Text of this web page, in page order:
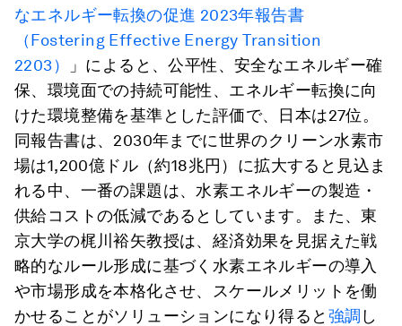
なエネルギー転換の促進 2023年報告書
（Fostering Effective Energy Transition
2203）
」によると、公平性、安全なエネルギー確
保、環境面での持続可能性、エネルギー転換に向
けた環境整備を基準とした評価で、日本は27位。
同報告書は、2030年までに世界のクリーン水素市
場は1,200億ドル（約18兆円）に拡大すると見込ま
れる中、一番の課題は、水素エネルギーの製造・
供給コストの低減であるとしています。また、東
京大学の梶川裕矢教授は、経済効果を見据えた戦
略的なルール形成に基づく水素エネルギーの導入
や市場形成を本格化させ、スケールメリットを働
かせることがソリューションになり得ると 強調 し